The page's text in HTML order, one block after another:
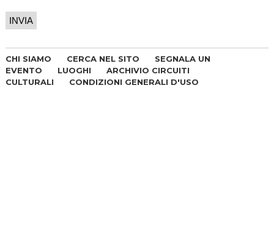
CHI SIAMO CERCA NEL SITO
SEGNALA UN
EVENTO
LUOGHI
ARCHIVIO CIRCUITI
CULTURALI
CONDIZIONI GENERALI D'USO